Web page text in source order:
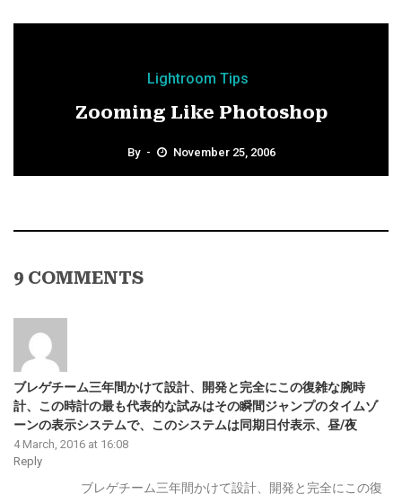
Lightroom Tips
Zooming Like Photoshop
By November 25, 2006
9 COMMENTS
ブレゲチーム三年間かけて設計、開発と完全にこの復雑な腕時
計、この時計の最も代表的な試みはその瞬間ジャンプのタイムゾ
ーンの表示システムで、このシステムは同期日付表示、昼/夜
4 March, 2016 at 16:08
Reply
ブレゲチーム三年間かけて設計、開発と完全にこの復